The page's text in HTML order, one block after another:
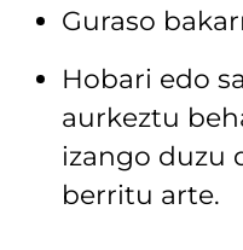
Guraso
Hobari edo
aurkeztu
izango duzu
berritu arte.